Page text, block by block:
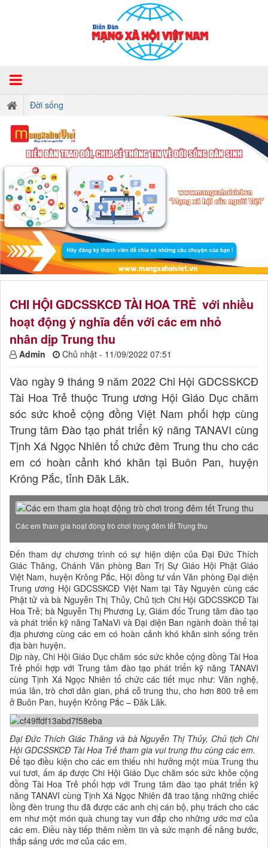
Đời sống
CHI HỘI GDCSSKCĐ TÀI HOA TRẺ với nhiều
hoạt động ý nghĩa đến với các em nhỏ
nhân dịp Trung thu
Admin Chủ nhật - 11/09/2022 07:51
Vào ngày 9 tháng 9 năm 2022 Chi Hội GDCSSKCĐ
Tài Hoa Trẻ thuộc Trung ương Hội Giáo Dục chăm
sóc sức khoẻ cộng đồng Việt Nam phối hợp cùng
Trung tâm Đào tạo phát triển kỹ năng TANAVI cùng
Tịnh Xá Ngọc Nhiên tổ chức đêm Trung thu cho các
em có hoàn cảnh khó khăn tại Buôn Pan, huyện
Krông Pắc, tỉnh Đăk Lăk.
Các em tham gia hoạt động trò chơi trong đêm tết Trung thu
Đến tham dự chương trình có sự hiện diện của Đại Đức Thích
Giác Thăng, Chánh Văn phòng Ban Trị Sự Giáo Hội Phật Giáo
Việt Nam, huyện Krông Pắc, Hội đồng tư vấn Văn phòng Đại diện
Trung ương Hội GDCSSKCĐ Việt Nam tại Tây Nguyên cùng các
Phật tử và bà Nguyễn Thị Thủy, Chủ tịch Chi Hội GDCSSKCĐ Tài
Hoa Trẻ; bà Nguyễn Thị Phương Ly, Giám đốc Trung tâm đào tạo
và phát triển kỹ năng TaNaVi và Đại diện Ban ngành đoàn thể tại
địa phương cùng các em có hoàn cảnh khó khăn sinh sống trên
địa bàn huyện.
Dịp này, Chi Hội Giáo Dục chăm sóc sức khỏe cộng đồng Tài Hoa
Trẻ phối hợp với Trung tâm đào tạo phát triển kỹ năng TANAVI
cùng Tịnh Xá Ngọc Nhiên tổ chức các tiết mục như: Văn nghệ,
múa lân, trò chơi dân gian, phá cỗ trung thu, cho hơn 800 trẻ em
ở Buôn Pan, huyện Krông Pắc – Đăk Lăk.
Đại Đức Thích Giác Thăng và bà Nguyễn Thị Thủy, Chủ tịch Chi
Hội GDCSSKCĐ Tài Hoa Trẻ tham gia vui trung thu cùng các em.
Để tạo điều kiện cho các em thiếu nhi hưởng một mùa Trung thu
vui tươi, ấm áp được Chi Hội Giáo Dục chăm sóc sức khỏe cộng
đồng Tài Hoa Trẻ phối hợp với Trung tâm đào tạo phát triển kỹ
năng TANAVI cùng Tịnh Xá Ngọc Nhiên đã trao tặng những chiếc
lồng đèn trung thu đã được các anh chị cán bộ, phụ trách cho các
em như một món quà chung tay vun đắp cho những ước mơ của
các em. Điều này tiếp thêm niềm tin và sức mạnh để nâng bước,
thắp sáng ước mơ của các em.